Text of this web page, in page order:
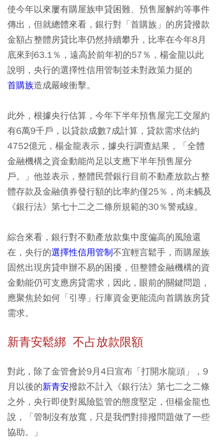
使今年以來屢有購屋族申貸困難、預售屋解約等事件
傳出，但就總體來看，銀行對「首購族」的房貸撥款
金額占整體房貸比率仍然持續攀升，比率在今年8月
底來到63.1％，遠高於前年初的57％，楊金龍以此
說明，央行的選擇性信用管制並未對政策力挺的
首購族造成嚴峻衝擊。
此外，根據央行估算，今年下半年預售屋完工交屋約
有6萬9千戶，以貸款成數7成計算，貸款需求估約
4752億元，楊金龍表示，據央行調查結果，「全體
金融機構之資金動能尚足以支應下半年預售屋分
戶。」他並表示，整體民營銀行目前不動產放款占整
體存款及金融債券發行額的比率約僅25％，尚未觸及
《銀行法》第七十二之二條所規範的30％警戒線。
綜合來看，銀行對不動產放款集中度偏高的風險還
在，央行的選擇性信用管制不宜輕言鬆手，而購屋族
固然出現房貸申辦不易的困擾，但整體金融機構的資
金動能仍可支應房貸需求，因此，眼前的關鍵問題，
應聚焦於如何「引導」行庫資金更能流向首購族房貸
需求。
新青安鬆綁 不占放款限額
對此，除了金管會於9月4日宣布「打開水龍頭」，9
月以後的新青安撥款不計入《銀行法》第七二之二條
之外，央行即使對風險監管的態度堅定，但楊金龍也
說，「管制沒有放寬，只是我們對排撥問題做了一些
協助。」